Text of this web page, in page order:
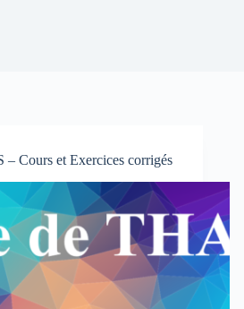
Cours et Exercices corrigés